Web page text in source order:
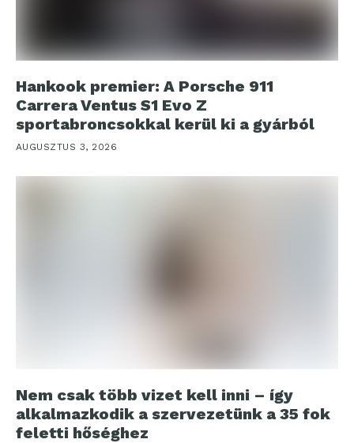
Hankook premier: A Porsche 911
Carrera Ventus S1 Evo Z
sportabroncsokkal kerül ki a gyárból
AUGUSZTUS 3, 2026
Nem csak több vizet kell inni – így
alkalmazkodik a szervezetünk a 35 fok
feletti hőséghez